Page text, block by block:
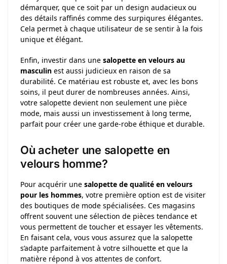
démarquer, que ce soit par un design audacieux ou
des détails raffinés comme des surpiqures élégantes.
Cela permet à chaque utilisateur de se sentir à la fois
unique et élégant.
Enfin, investir dans une salopette en velours au
masculin est aussi judicieux en raison de sa
durabilité. Ce matériau est robuste et, avec les bons
soins, il peut durer de nombreuses années. Ainsi,
votre salopette devient non seulement une pièce
mode, mais aussi un investissement à long terme,
parfait pour créer une garde-robe éthique et durable.
Où acheter une salopette en
velours homme?
Pour acquérir une salopette de qualité en velours
pour les hommes, votre première option est de visiter
des boutiques de mode spécialisées. Ces magasins
offrent souvent une sélection de pièces tendance et
vous permettent de toucher et essayer les vêtements.
En faisant cela, vous vous assurez que la salopette
s’adapte parfaitement à votre silhouette et que la
matière répond à vos attentes de confort.